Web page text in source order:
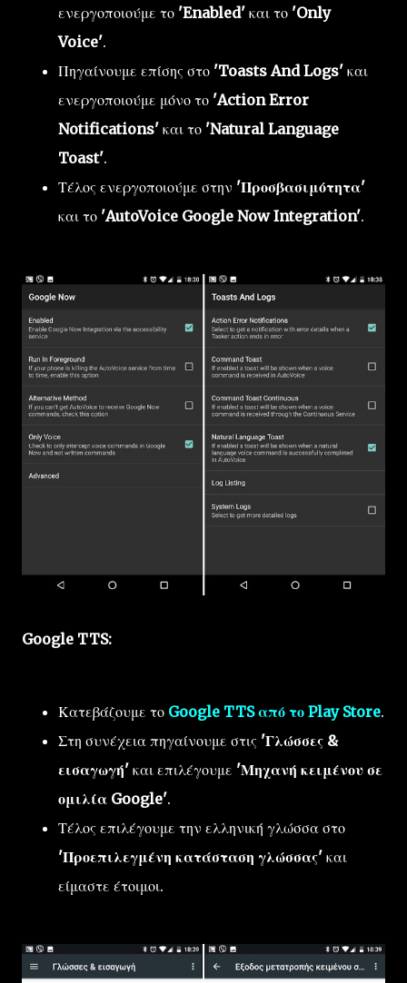
ενεργοποιούμε το 'Enabled' και το 'Only
Voice'.
Πηγαίνουμε επίσης στο 'Toasts And Logs' και
ενεργοποιούμε μόνο το 'Action Error
Notifications' και το 'Natural Language
Toast'.
Τέλος ενεργοποιούμε στην 'Προσβασιμότητα'
και το 'AutoVoice Google Now Integration'.
Google TTS:
Κατεβάζουμε το Google TTS από το Play Store.
Στη συνέχεια πηγαίνουμε στις 'Γλώσσες &
εισαγωγή' και επιλέγουμε 'Μηχανή κειμένου σε
ομιλία Google'.
Τέλος επιλέγουμε την ελληνική γλώσσα στο
'Προεπιλεγμένη κατάσταση γλώσσας' και
είμαστε έτοιμοι.